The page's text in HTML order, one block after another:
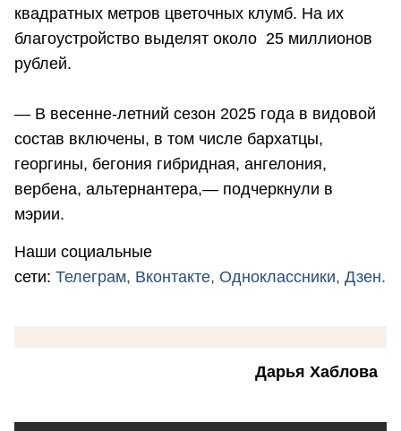
квадратных метров цветочных клумб. На их
благоустройство выделят около 25 миллионов
рублей.
— В весенне-летний сезон 2025 года в видовой
состав включены, в том числе бархатцы,
георгины, бегония гибридная, ангелония,
вербена, альтернантера,— подчеркнули в
мэрии.
Наши социальные
сети: Телеграм, Вконтакте, Одноклассники, Дзен.
Дарья Хаблова